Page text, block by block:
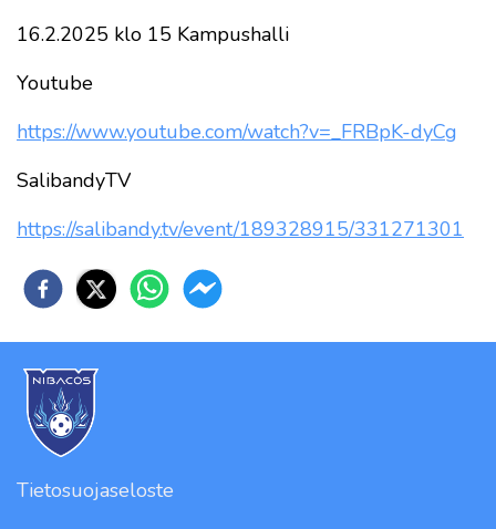
16.2.2025 klo 15 Kampushalli
Youtube
https://www.youtube.com/watch?v=_FRBpK-dyCg
SalibandyTV
https://salibandy.tv/event/189328915/331271301
Tietosuojaseloste